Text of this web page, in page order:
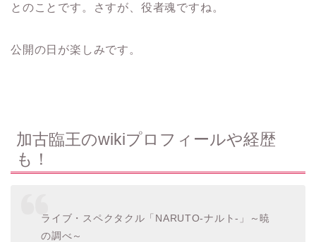
とのことです。さすが、役者魂ですね。
公開の日が楽しみです。
加古臨王のwikiプロフィールや経歴
も！
ライブ・スペクタクル「NARUTO-ナルト-」～暁
の調べ～